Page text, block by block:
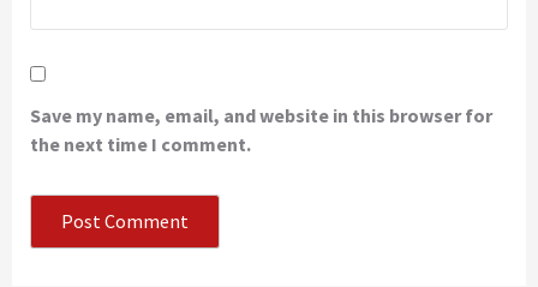
Save my name, email, and website in this browser for
the next time I comment.